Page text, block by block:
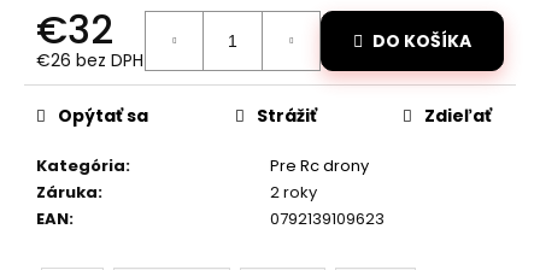
€32
€26 bez DPH
Jednotková
cena:
DO KOŠÍKA
Kategória:
Pre Rc drony
Záruka:
2 roky
EAN: 0792139109623
Opýtať sa Strážiť Zdieľať
HĽADAŤ